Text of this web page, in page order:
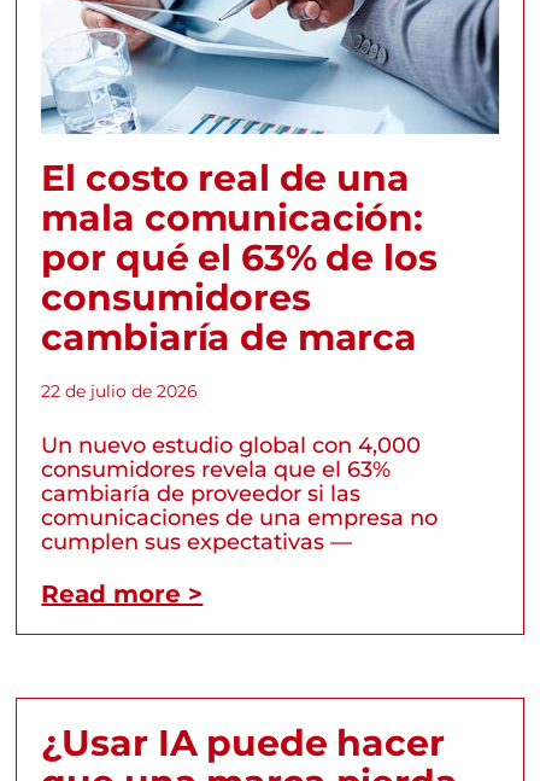
El costo real de una
mala comunicación:
por qué el 63% de los
consumidores
cambiaría de marca
22 de julio de 2026
Un nuevo estudio global con 4,000
consumidores revela que el 63%
cambiaría de proveedor si las
comunicaciones de una empresa no
cumplen sus expectativas —
Read more >
¿Usar IA puede hacer